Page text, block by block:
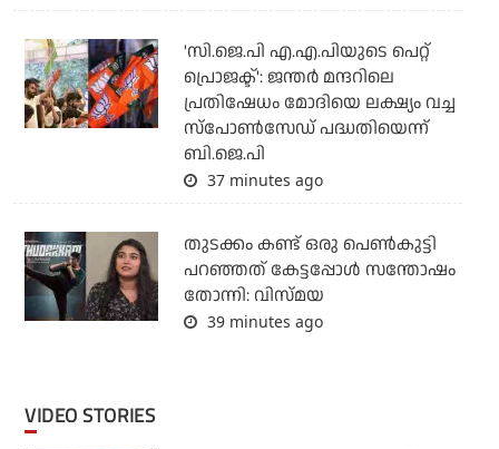
'സി.ജെ.പി എ.എ.പിയുടെ പെറ്റ്
പ്രൊജക്ട്': ജന്തര്‍ മന്ദറിലെ
പ്രതിഷേധം മോദിയെ ലക്ഷ്യം വച്ച
സ്‌പോണ്‍സേഡ് പദ്ധതിയെന്ന്
ബി.ജെ.പി
37 minutes ago
തുടക്കം കണ്ട് ഒരു പെൺകുട്ടി
പറഞ്ഞത് കേട്ടപ്പോൾ സന്തോഷം
തോന്നി: വിസ്മയ
39 minutes ago
VIDEO STORIES